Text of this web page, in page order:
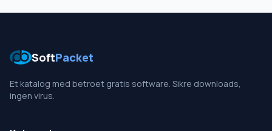
SoftPacket
Et katalog med betroet gratis software. Sikre downloads,
ingen virus.